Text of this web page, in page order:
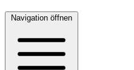
Navigation öffnen